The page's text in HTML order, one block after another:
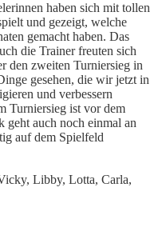
haben sich mit tollen
und gezeigt, welche
gemacht haben. Das
die Trainer freuten sich
den zweiten Turniersieg in
gesehen, die wir jetzt in
und verbessern
Turniersieg ist vor dem
geht auch noch einmal an
auf dem Spielfeld
Libby, Lotta, Carla,